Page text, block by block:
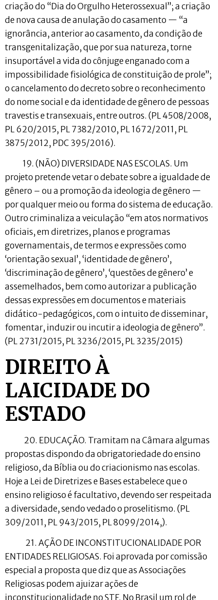
criação do “Dia do Orgulho Heterossexual”; a criação
de nova causa de anulação do casamento — “a
ignorância, anterior ao casamento, da condição de
transgenitalização, que por sua natureza, torne
insuportável a vida do cônjuge enganado com a
impossibilidade fisiológica de constituição de prole”;
o cancelamento do decreto sobre o reconhecimento
do nome social e da identidade de gênero de pessoas
travestis e transexuais, entre outros. (PL 4508/2008,
PL 620/2015, PL 7382/2010, PL 1672/2011, PL
3875/2012, PDC 395/2016).
19. (NÃO) DIVERSIDADE NAS ESCOLAS. Um
projeto pretende vetar o debate sobre a igualdade de
gênero – ou a promoção da ideologia de gênero —
por qualquer meio ou forma do sistema de educação.
Outro criminaliza a veiculação “em atos normativos
oficiais, em diretrizes, planos e programas
governamentais, de termos e expressões como
‘orientação sexual’, ‘identidade de gênero’,
‘discriminação de gênero’, ‘questões de gênero’ e
assemelhados, bem como autorizar a publicação
dessas expressões em documentos e materiais
didático-pedagógicos, com o intuito de disseminar,
fomentar, induzir ou incutir a ideologia de gênero”.
(PL 2731/2015, PL 3236/2015, PL 3235/2015)
DIREITO À
LAICIDADE DO
ESTADO
20. EDUCAÇÃO. Tramitam na Câmara algumas
propostas dispondo da obrigatoriedade do ensino
religioso, da Bíblia ou do criacionismo nas escolas.
Hoje a Lei de Diretrizes e Bases estabelece que o
ensino religioso é facultativo, devendo ser respeitada
a diversidade, sendo vedado o proselitismo. (PL
309/2011, PL 943/2015, PL 8099/2014,).
21. AÇÃO DE INCONSTITUCIONALIDADE POR
ENTIDADES RELIGIOSAS. Foi aprovada por comissão
especial a proposta que diz que as Associações
Religiosas podem ajuizar ações de
inconstitucionalidade no STF. No Brasil um rol de